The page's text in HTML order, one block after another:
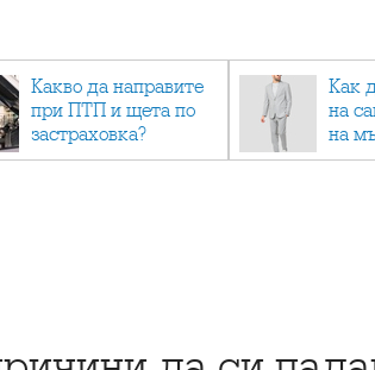
Какво да направите
при ПТП и щета по
застраховка?
Как
на
на